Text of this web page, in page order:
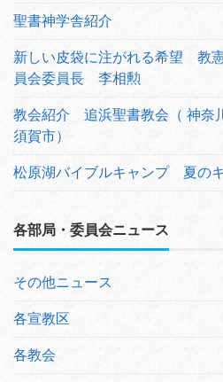
聖書神学舎紹介
新しい皮袋に注がれる希望 教
員会委員長 李相勲
教会紹介 追浜聖書教会（ 神奈
須賀市）
松原湖バイブルキャンプ 夏の
各部局・委員会ニュース
その他ニュース
各宣教区
各教会